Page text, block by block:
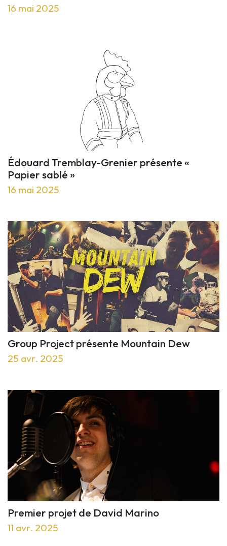
16 mai 2025
Édouard Tremblay-Grenier présente «
Papier sablé »
16 mai 2025
Group Project présente Mountain Dew
25 avr. 2025
Premier projet de David Marino
11 avr. 2025